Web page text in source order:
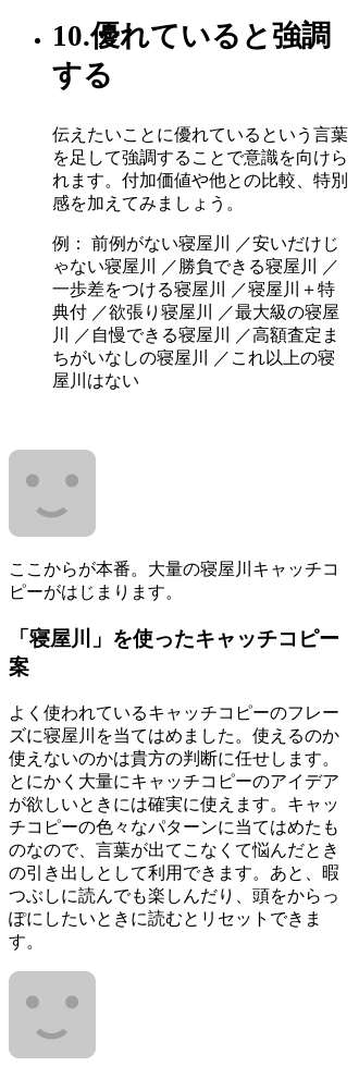
10.優れていると強調
する
伝えたいことに優れているという言葉
を足して強調することで意識を向けら
れます。付加価値や他との比較、特別
感を加えてみましょう。
例： 前例がない寝屋川 ／安いだけじ
ゃない寝屋川 ／勝負できる寝屋川 ／
一歩差をつける寝屋川 ／寝屋川＋特
典付 ／欲張り寝屋川 ／最大級の寝屋
川 ／自慢できる寝屋川 ／高額査定ま
ちがいなしの寝屋川 ／これ以上の寝
屋川はない
ここからが本番。大量の寝屋川キャッチコ
ピーがはじまります。
「寝屋川」を使ったキャッチコピー
案
よく使われているキャッチコピーのフレー
ズに寝屋川を当てはめました。使えるのか
使えないのかは貴方の判断に任せします。
とにかく大量にキャッチコピーのアイデア
が欲しいときには確実に使えます。キャッ
チコピーの色々なパターンに当てはめたも
のなので、言葉が出てこなくて悩んだとき
の引き出しとして利用できます。あと、暇
つぶしに読んでも楽しんだり、頭をからっ
ぽにしたいときに読むとリセットできま
す。